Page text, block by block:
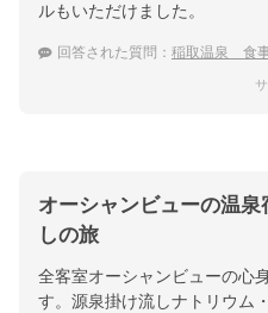
ルもいただけました。
回答された質問： 稲取温泉 食事
オーシャンビューの温
しの旅
全客室オーシャンビューの心
す。源泉掛け流しナトリウム